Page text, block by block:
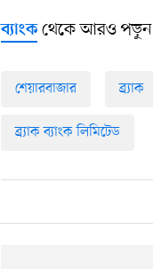
ব্যাংকথেকে আরও পড়ুন
শেয়ারবাজার ব্র্যাক
ব্র্যাক ব্যাংক লিমিটেড